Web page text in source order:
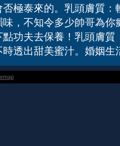
否極泰來的。乳頭膚質
味，不知令多少帥哥為
點功夫去保養！乳頭膚
時透出甜美蜜汁。婚姻